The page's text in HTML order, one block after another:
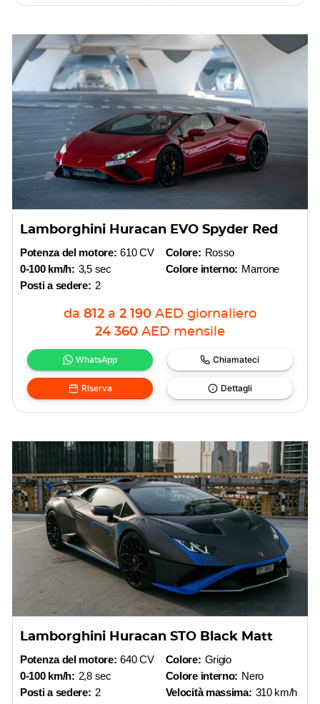
Lamborghini Huracan EVO Spyder Red
Potenza del motore: 610 CV
0-100 km/h: 3,5 sec
Posti a sedere: 2
Colore: Rosso
Colore interno: Marrone
da 812 a 2 190 AED giornaliero
24 360 AED mensile
WhatsApp Chiamateci
Riserva Dettagli
Lamborghini Huracan STO Black Matt
Potenza del motore: 640 CV
0-100 km/h: 2,8 sec
Posti a sedere: 2
Colore: Grigio
Colore interno: Nero
Velocità massima: 310 km/h